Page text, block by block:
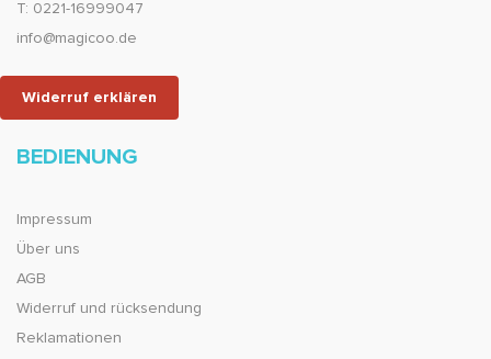
T: 0221-16999047
info@magicoo.de
Widerruf erklären
BEDIENUNG
Impressum
Über uns
AGB
Widerruf und rücksendung
Reklamationen